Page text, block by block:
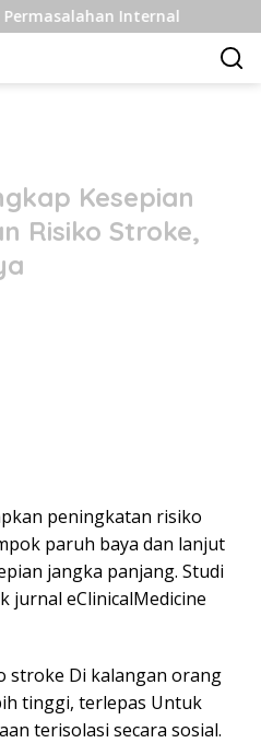
Internal
Kesepian
Risiko Stroke,
peningkatan risiko
paruh baya dan lanjut
jangka panjang. Studi
eClinicalMedicine
stroke Di kalangan orang
tinggi, terlepas Untuk
terisolasi secara sosial.